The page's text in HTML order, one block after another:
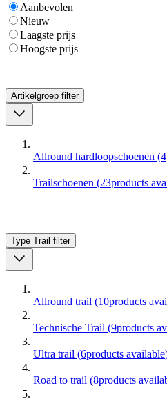
Aanbevolen
Nieuw
Laagste prijs
Hoogste prijs
Artikelgroep filter
Allround hardloopschoenen (4
Trailschoenen (23products
Type Trail filter
Allround trail (10products
Technische Trail (9products
Ultra trail (6products available
Road to trail (8products